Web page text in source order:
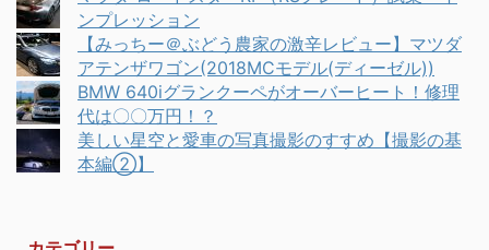
ンプレッション
【みっちー＠ぶどう農家の激辛レビュー】マツダ
アテンザワゴン(2018MCモデル(ディーゼル))
BMW 640iグランクーペがオーバーヒート！修理
代は〇〇万円！？
美しい星空と愛車の写真撮影のすすめ【撮影の基
本編②】